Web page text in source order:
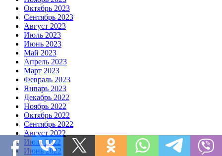
Октябрь 2023
Сентябрь 2023
Август 2023
Июль 2023
Июнь 2023
Май 2023
Апрель 2023
Март 2023
Февраль 2023
Январь 2023
Декабрь 2022
Ноябрь 2022
Октябрь 2022
Сентябрь 2022
Август 2022
Июль 2022
Июнь 2022